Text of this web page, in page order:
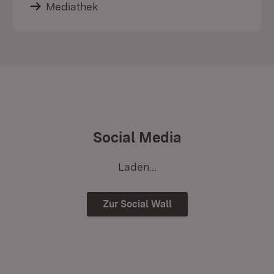
Mediathek
Social Media
Laden...
Zur Social Wall